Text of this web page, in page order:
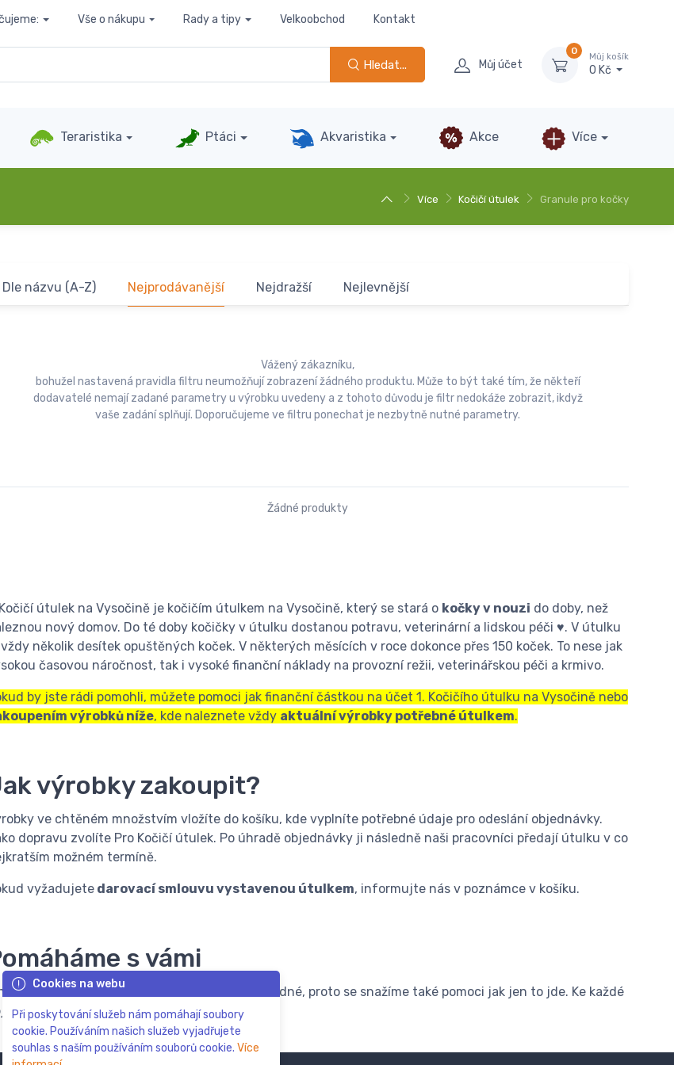
Vše o nákupu Rady a tipy Velkoobchod Kontakt
Hledat... Můj účet
0
Můj košík
0 Kč
Teraristika Ptáci Akvaristika Akce Více
Více Kočičí útulek Granule pro kočky
Dle názvu (A-Z) Nejprodávanější Nejdražší Nejlevnější
Vážený zákazníku,
bohužel nastavená pravidla filtru neumožňují zobrazení žádného produktu. Může to být také tím, že někteří
dodavatelé nemají zadané parametry u výrobku uvedeny a z tohoto důvodu je filtr nedokáže zobrazit, ikdyž
vaše zadání splňují. Doporučujeme ve filtru ponechat je nezbytně nutné parametry.
Žádné produkty
útulek na Vysočině je kočičím útulkem na Vysočině, který se stará o kočky v nouzi do doby, než
nový domov. Do té doby kočičky v útulku dostanou potravu, veterinární a lidskou péči ♥. V útulku
několik desítek opuštěných koček. V některých měsících v roce dokonce přes 150 koček. To nese jak
časovou náročnost, tak i vysoké finanční náklady na provozní režii, veterinářskou péči a krmivo.
by jste rádi pomohli, můžete pomoci jak finanční částkou na účet 1. Kočičího útulku na Vysočině nebo
výrobků níže, kde naleznete vždy aktuální výrobky potřebné útulkem.
výrobky zakoupit?
ve chtěném množstvím vložíte do košíku, kde vyplníte potřebné údaje pro odeslání objednávky.
dopravu zvolíte Pro Kočičí útulek. Po úhradě objednávky ji následně naši pracovníci předají útulku v co
možném termíně.
vyžadujete darovací smlouvu vystavenou útulkem, informujte nás v poznámce v košíku.
s vámi
že 1. Kočičí útulek na Vysočině to nemá snadné, proto se snažíme také pomoci jak jen to jde. Ke každé
dáme útulku vždy něco navíc
Cookies na webu
Při poskytování služeb nám pomáhají soubory
cookie. Používáním našich služeb vyjadřujete
souhlas s naším používáním souborů cookie. Více